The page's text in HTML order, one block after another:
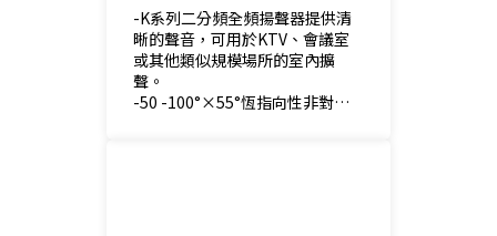
-K系列二分頻全頻揚聲器提供清
晰的聲音，可用於KTV、會議室
或其他類似規模場所的室內擴
聲。
-50 -100°×55°恆指向性非對稱